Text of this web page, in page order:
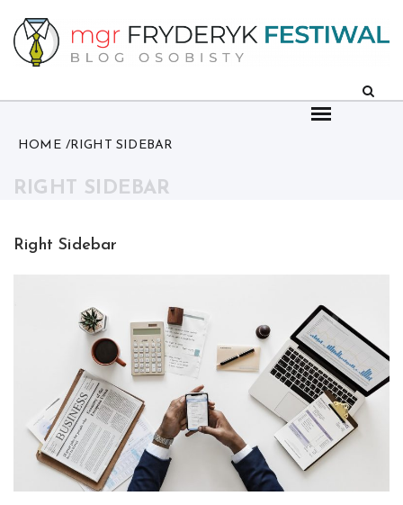
content
HOME RIGHT SIDEBAR
RIGHT SIDEBAR
Right Sidebar